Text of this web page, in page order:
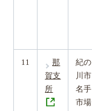
11
那
賀支
所
紀の
川市
名手
市場